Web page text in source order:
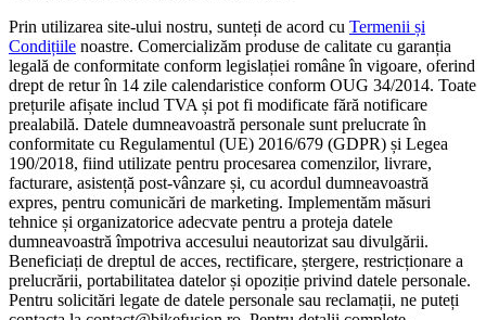
Prin utilizarea site-ului nostru, sunteți de acord cu Termenii și
Condițiile noastre. Comercializăm produse de calitate cu garanția
legală de conformitate conform legislației române în vigoare, oferind
drept de retur în 14 zile calendaristice conform OUG 34/2014. Toate
prețurile afișate includ TVA și pot fi modificate fără notificare
prealabilă. Datele dumneavoastră personale sunt prelucrate în
conformitate cu Regulamentul (UE) 2016/679 (GDPR) și Legea
190/2018, fiind utilizate pentru procesarea comenzilor, livrare,
facturare, asistență post-vânzare și, cu acordul dumneavoastră
expres, pentru comunicări de marketing. Implementăm măsuri
tehnice și organizatorice adecvate pentru a proteja datele
dumneavoastră împotriva accesului neautorizat sau divulgării.
Beneficiați de dreptul de acces, rectificare, ștergere, restricționare a
prelucrării, portabilitatea datelor și opoziție privind datele personale.
Pentru solicitări legate de datele personale sau reclamații, ne puteți